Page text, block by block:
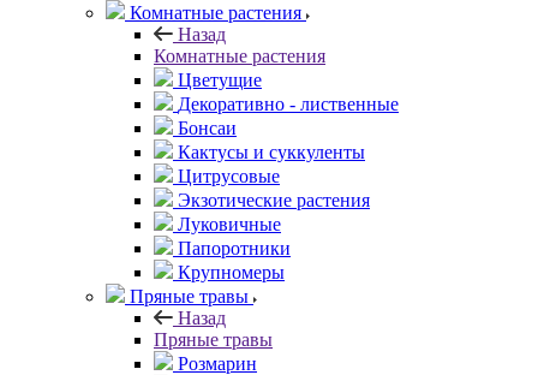
Комнатные растения
Назад
Комнатные растения
Цветущие
Декоративно - лиственные
Бонсаи
Кактусы и суккуленты
Цитрусовые
Экзотические растения
Луковичные
Папоротники
Крупномеры
Пряные травы
Назад
Пряные травы
Розмарин